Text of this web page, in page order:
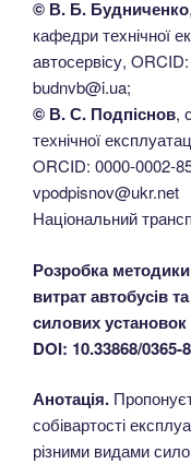
© В. Б. Будниченко
кафедри технічної
автосервісу,
budnvb@i.ua;
© В. С. Подпіснов,
технічної
ORCID: 0000-0002-
vpodpisnov@ukr.net
Національний
Розробка
витрат автобусів
силових установок
DOI: 10.33868/0365-
Анотація.
собівартості
різними видами